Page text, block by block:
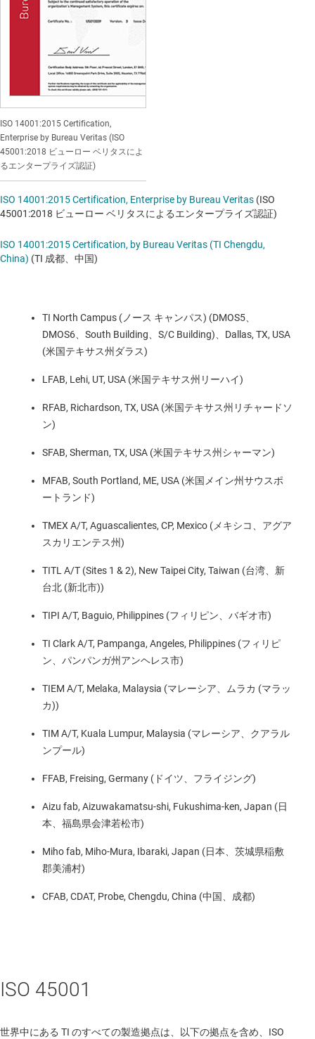
ISO 14001:2015 Certification,
Enterprise by Bureau Veritas (ISO
45001:2018 ビューロー ベリタスによ
るエンタープライズ認証)
ISO 14001:2015 Certification, Enterprise by Bureau Veritas (ISO
45001:2018 ビューロー ベリタスによるエンタープライズ認証)
ISO 14001:2015 Certification, by Bureau Veritas (TI Chengdu,
China) (TI 成都、中国)
TI North Campus (ノース キャンパス) (DMOS5、
DMOS6、South Building、S/C Building)、Dallas, TX, USA
(米国テキサス州ダラス)
LFAB, Lehi, UT, USA (米国テキサス州リーハイ)
RFAB, Richardson, TX, USA (米国テキサス州リチャードソ
ン)
SFAB, Sherman, TX, USA (米国テキサス州シャーマン)
MFAB, South Portland, ME, USA (米国メイン州サウスポ
ートランド)
TMEX A/T, Aguascalientes, CP, Mexico (メキシコ、アグア
スカリエンテス州)
TITL A/T (Sites 1 & 2), New Taipei City, Taiwan (台湾、新
台北 (新北市))
TIPI A/T, Baguio, Philippines (フィリピン、バギオ市)
TI Clark A/T, Pampanga, Angeles, Philippines (フィリピ
ン、パンパンガ州アンヘレス市)
TIEM A/T, Melaka, Malaysia (マレーシア、ムラカ (マラッ
カ))
TIM A/T, Kuala Lumpur, Malaysia (マレーシア、クアラル
ンプール)
FFAB, Freising, Germany (ドイツ、フライジング)
Aizu fab, Aizuwakamatsu-shi, Fukushima-ken, Japan (日
本、福島県会津若松市)
Miho fab, Miho-Mura, Ibaraki, Japan (日本、茨城県稲敷
郡美浦村)
CFAB, CDAT, Probe, Chengdu, China (中国、成都)
ISO 45001
世界中にある TI のすべての製造拠点は、以下の拠点を含め、ISO